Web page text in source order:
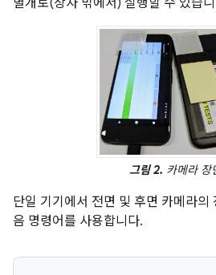
그림 2. 카메라 장
단일 기기에서 전면 및 후면 카메라의
음 명령어를 사용합니다.